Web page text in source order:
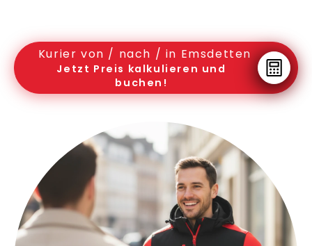
Kurier von / nach / in Emsdetten
Jetzt Preis kalkulieren und
buchen!